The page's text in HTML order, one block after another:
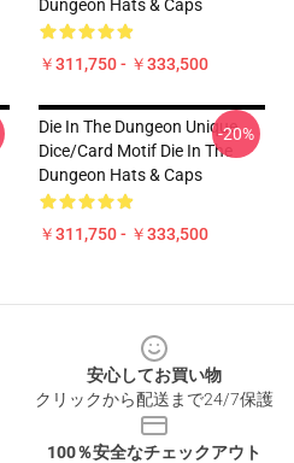
Dungeon Hats & Caps
￥311,750 - ￥333,500
Die In The Dungeon Unique
Dice/Card Motif Die In The
Dungeon Hats & Caps
￥311,750 - ￥333,500
-20%
安心してお買い物
クリックから配送まで24/7保護
100％安全なチェックアウト